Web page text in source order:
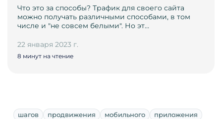
Что это за способы? Трафик для своего сайта
можно получать различными способами, в том
числе и "не совсем белыми". Но эт…
22 января 2023 г.
8 минут на чтение
шагов продвижения мобильного приложения